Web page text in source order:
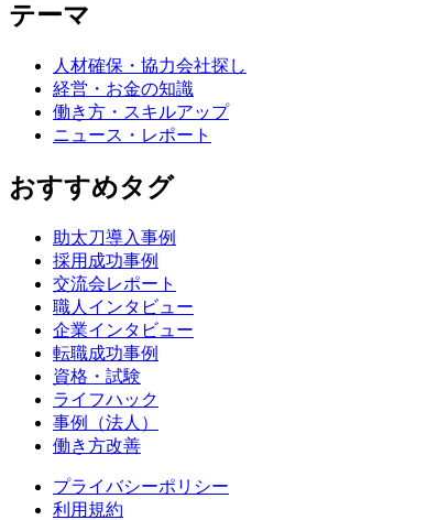
テーマ
人材確保・協力会社探し
経営・お金の知識
働き方・スキルアップ
ニュース・レポート
おすすめタグ
助太刀導入事例
採用成功事例
交流会レポート
職人インタビュー
企業インタビュー
転職成功事例
資格・試験
ライフハック
事例（法人）
働き方改善
プライバシーポリシー
利用規約